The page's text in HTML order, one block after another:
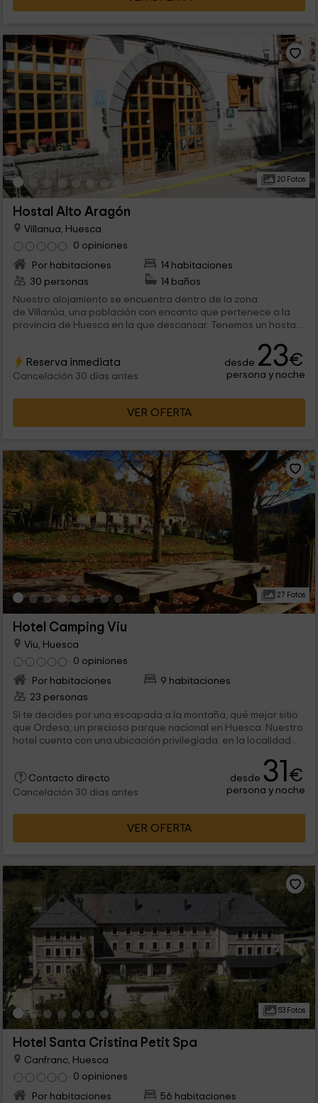
20 Fotos
Hostal Alto Aragón
Villanua, Huesca
0 opiniones
Por habitaciones
14 habitaciones
30 personas
14 baños
Nuestro alojamiento se encuentra dentro de la zona
de Villanúa, una población con encanto que pertenece a la
provincia de Huesca en la que descansar. Tenemos un hostal
habitaciones con diferentes tipologías para que te sientas
como en casa.
Reserva inmediata
Cancelación 30 días antes
desde 23€
persona y noche
VER OFERTA
27 Fotos
Hotel Camping Viu
Viu, Huesca
0 opiniones
Por habitaciones
9 habitaciones
23 personas
Si te decides por una escapada a la montaña, qué mejor sitio
que Ordesa, un precioso parque nacional en Huesca. Nuestro
hotel cuenta con una ubicación privilegiada, en la localidad
descansando en cualquiera de nuestras confortables
habitaciones.
Contacto directo
Cancelación 30 días antes
desde 31€
persona y noche
VER OFERTA
53 Fotos
Hotel Santa Cristina Petit Spa
Canfranc, Huesca
0 opiniones
Por habitaciones
56 habitaciones